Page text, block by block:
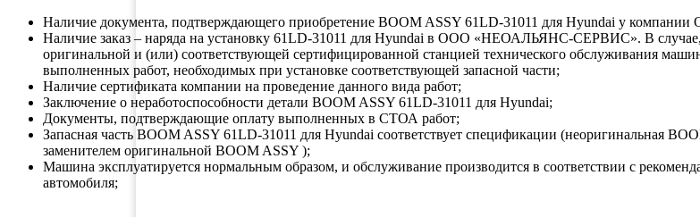
Наличие документа, подтверждающего приобретение BOOM ASSY 61LD-31011 для Hyundai у
Наличие заказ – наряда на установку 61LD-31011 для Hyundai в ООО «НЕОАЛЬЯНС-СЕРВИС». В случае,
оригинальной и (или) соответствующей сертифицированной станцией технического обслуживания
выполненных работ, необходимых при установке соответствующей запасной части;
Наличие сертификата компании на проведение данного вида работ;
Заключение о неработоспособности детали BOOM ASSY 61LD-31011 для Hyundai;
Документы, подтверждающие оплату выполненных в СТОА работ;
Запасная часть BOOM ASSY 61LD-31011 для Hyundai соответствует спецификации (неоригинальная
заменителем оригинальной BOOM ASSY );
Машина эксплуатируется нормальным образом, и обслуживание производится в соответствии с
автомобиля;